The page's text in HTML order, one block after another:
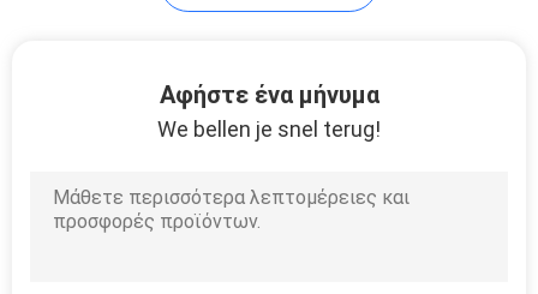
Αφήστε ένα μήνυμα
We bellen je snel terug!